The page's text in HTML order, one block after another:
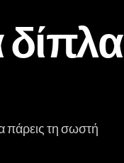
δίπλα
πάρεις τη σωστή